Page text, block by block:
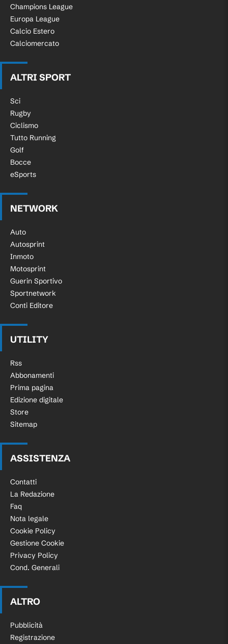
Champions League
Europa League
Calcio Estero
Calciomercato
ALTRI SPORT
Sci
Rugby
Ciclismo
Tutto Running
Golf
Bocce
eSports
NETWORK
Auto
Autosprint
Inmoto
Motosprint
Guerin Sportivo
Sportnetwork
Conti Editore
UTILITY
Rss
Abbonamenti
Prima pagina
Edizione digitale
Store
Sitemap
ASSISTENZA
Contatti
La Redazione
Faq
Nota legale
Cookie Policy
Gestione Cookie
Privacy Policy
Cond. Generali
ALTRO
Pubblicità
Registrazione